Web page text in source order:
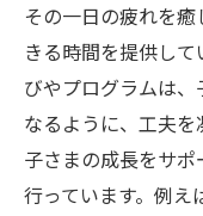
その一日の疲れを
きる時間を提供し
びやプログラムは
なるように、工夫
子さまの成長をサ
行っています。例